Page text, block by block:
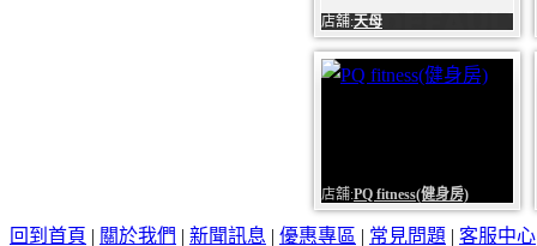
店舖:天母
店舖:PQ fitness(健身房)
回到首頁 | 關於我們 | 新聞訊息 | 優惠專區 | 常見問題 | 客服中心